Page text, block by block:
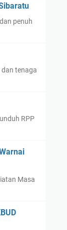
penuh
tenaga
RPP
Masa